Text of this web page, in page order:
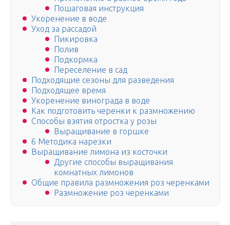
Пошаговая инструкция
Укоренение в воде
Уход за рассадой
Пикировка
Полив
Подкормка
Переселение в сад
Подходящие сезоны для разведения
Подходящее время
Укоренение винограда в воде
Как подготовить черенки к размножению
Способы взятия отростка у розы
Выращивание в горшке
6 Методика нарезки
Выращивание лимона из косточки
Другие способы выращивания
комнатных лимонов
Общие правила размножения роз черенками
Размножение роз черенками